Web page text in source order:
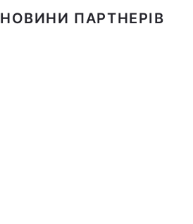
НОВИНИ ПАРТНЕРІВ